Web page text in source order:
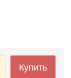
Купить